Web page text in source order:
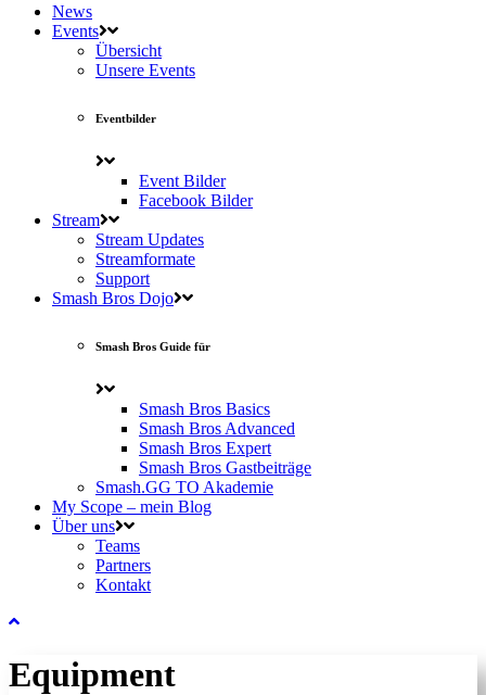
News
Events
Übersicht
Unsere Events
Eventbilder
Event Bilder
Facebook Bilder
Stream
Stream Updates
Streamformate
Support
Smash Bros Dojo
Smash Bros Guide für
Smash Bros Basics
Smash Bros Advanced
Smash Bros Expert
Smash Bros Gastbeiträge
Smash.GG TO Akademie
My Scope – mein Blog
Über uns
Teams
Partners
Kontakt
Equipment